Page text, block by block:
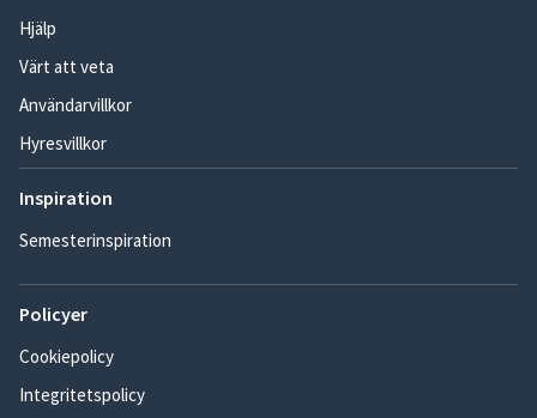
Hjälp
Värt att veta
Användarvillkor
Hyresvillkor
Inspiration
Semesterinspiration
Policyer
Cookiepolicy
Integritetspolicy